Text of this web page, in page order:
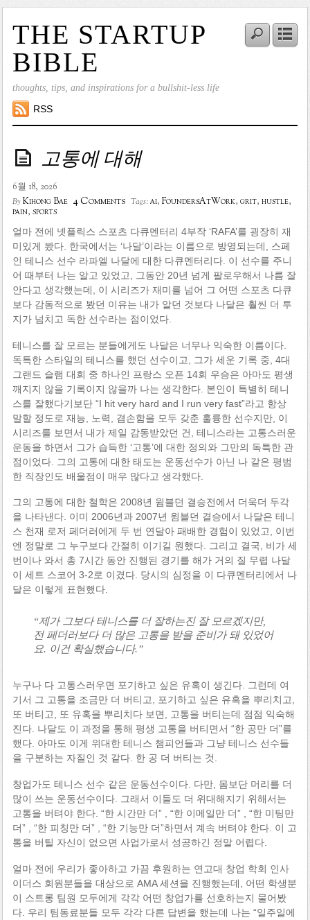
THE STARTUP
BIBLE
thoughts, tips, and inspirations for a bullshit-less life
RSS
고통에 대해
6월 18, 2026
ByKihong Bae 4 Comments Tags:ai, FoundersAtWork, grit, hustle,
pain, sports
얼마 전에 넷플릭스 스포츠 다큐멘터리 4부작 ‘RAFA’를 굉장히 재
미있게 봤다. 한국에서는 ‘나달’이라는 이름으로 방영되는데, 스페
인 테니스 선수 라파엘 나달에 대한 다큐멘터리다. 이 선수를 주니
어 때부터 나는 알고 있었고, 그동안 20년 넘게 팔로우해서 나름 잘
안다고 생각했는데, 이 시리즈가 재미를 넘어 그 어떤 스포츠 다큐
보다 감동적으로 봤던 이유는 내가 알던 것보다 나달은 훨씬 더 투
지가 넘치고 독한 선수라는 점이었다.
테니스를 잘 모르는 분들에게도 나달은 너무나 익숙한 이름이다.
독특한 스타일의 테니스를 했던 선수이고, 그가 세운 기록 중, 4대
그랜드 슬램 대회 중 하나인 프랑스 오픈 14회 우승은 아마도 평생
깨지지 않을 기록이지 않을까 나는 생각한다. 본인이 특별히 테니
스를 잘했다기보단 “I hit very hard and I run very fast”라고 항상
말할 정도로 재능, 노력, 겸손함을 모두 갖춘 훌륭한 선수지만, 이
시리즈를 보면서 내가 제일 감동받았던 건, 테니스라는 고통스러운
운동을 하면서 그가 습득한 ‘고통’에 대한 정의와 그만의 독특한 관
점이었다. 그의 고통에 대한 태도는 운동선수가 아닌 나 같은 평범
한 직장인도 배울점이 매우 많다고 생각했다.
그의 고통에 대한 철학은 2008년 윔블던 결승전에서 더욱더 두각
을 나타낸다. 이미 2006년과 2007년 윔블던 결승에서 나달은 테니
스 천재 로저 페더러에게 두 번 연달아 패배한 경험이 있었고, 이번
엔 정말로 그 누구보다 간절히 이기길 원했다. 그리고 결국, 비가 세
번이나 와서 총 7시간 동안 진행된 경기를 해가 거의 질 무렵 나달
이 세트 스코어 3-2로 이겼다. 당시의 심정을 이 다큐멘터리에서 나
달은 이렇게 표현했다.
“제가 그보다 테니스를 더 잘하는진 잘 모르겠지만,
전 페더러보다 더 많은 고통을 받을 준비가 돼 있었어
요. 이건 확실했습니다.”
누구나 다 고통스러우면 포기하고 싶은 유혹이 생긴다. 그런데 여
기서 그 고통을 조금만 더 버티고, 포기하고 싶은 유혹을 뿌리치고,
또 버티고, 또 유혹을 뿌리치다 보면, 고통을 버티는데 점점 익숙해
진다. 나달도 이 과정을 통해 평생 고통을 버티면서 “한 공만 더”를
했다. 아마도 이게 위대한 테니스 챔피언들과 그냥 테니스 선수들
을 구분하는 자질인 것 같다. 한 공 더 버티는 것.
창업가도 테니스 선수 같은 운동선수이다. 다만, 몸보단 머리를 더
많이 쓰는 운동선수이다. 그래서 이들도 더 위대해지기 위해서는
고통을 버텨야 한다. “한 시간만 더” , “한 이메일만 더” , “한 미팅만
더” , “한 피칭만 더” , “한 기능만 더”하면서 계속 버텨야 한다. 이 고
통을 버틸 자신이 없으면 사업가로서 성공하긴 정말 어렵다.
얼마 전에 우리가 좋아하고 가끔 후원하는 연고대 창업 학회 인사
이더스 회원분들을 대상으로 AMA 세션을 진행했는데, 어떤 학생분
이 스트롱 팀원 모두에게 각각 어떤 창업가를 선호하는지 물어봤
다. 우리 팀동료분들 모두 각각 다른 답변을 했는데 나는 “일주일에